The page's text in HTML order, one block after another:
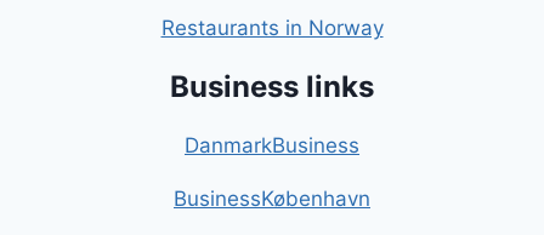
Restaurants in Norway
Business links
DanmarkBusiness
BusinessKøbenhavn